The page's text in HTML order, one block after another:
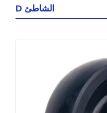
الشاطئ D